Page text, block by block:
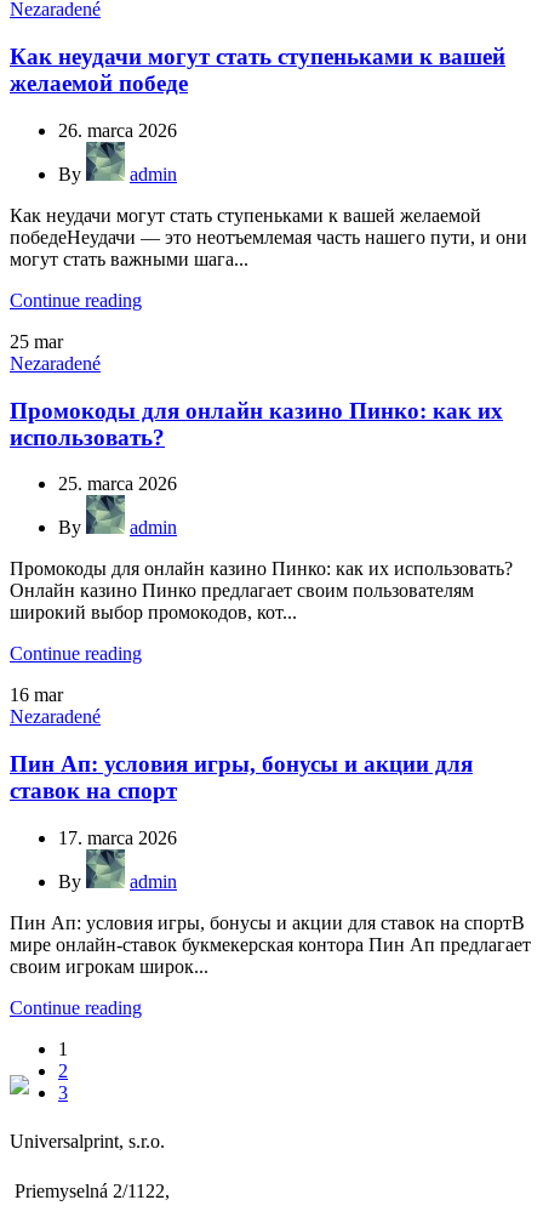
Nezaradené
Как неудачи могут стать ступеньками к вашей
желаемой победе
26. marca 2026
By
admin
Как неудачи могут стать ступеньками к вашей желаемой
победеНеудачи — это неотъемлемая часть нашего пути, и они
могут стать важными шага...
Continue reading
25 mar
Nezaradené
Промокоды для онлайн казино Пинко: как их
использовать?
25. marca 2026
By
admin
Промокоды для онлайн казино Пинко: как их использовать?
Онлайн казино Пинко предлагает своим пользователям
широкий выбор промокодов, кот...
Continue reading
16 mar
Nezaradené
Пин Ап: условия игры, бонусы и акции для
ставок на спорт
17. marca 2026
By
admin
Пин Ап: условия игры, бонусы и акции для ставок на спортВ
мире онлайн-ставок букмекерская контора Пин Ап предлагает
своим игрокам широк...
Continue reading
1
2
3
Universalprint, s.r.o.
Priemyselná 2/1122,